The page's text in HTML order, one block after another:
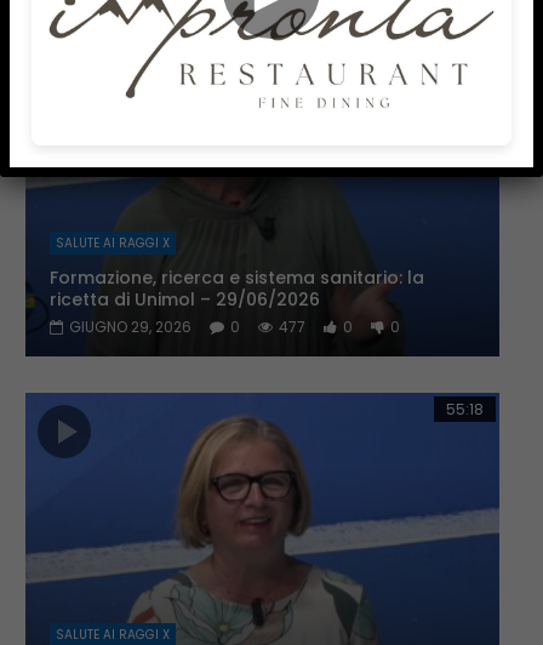
47:42
SALUTE AI RAGGI X
Formazione, ricerca e sistema sanitario: la
ricetta di Unimol – 29/06/2026
GIUGNO 29, 2026 0 477 0 0
55:18
SALUTE AI RAGGI X